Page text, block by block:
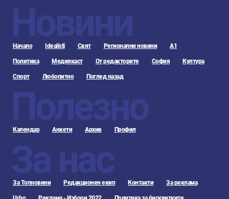
Новини
Начало Idealisti Свят Регионални новини А1
Политика Медиякаст От редакторите София Култура
Спорт Любопитно Поглед назад
Полезно
Календар Анкети Архив Профил
За нас
За Топновини Редакционен екип Контакти За реклама